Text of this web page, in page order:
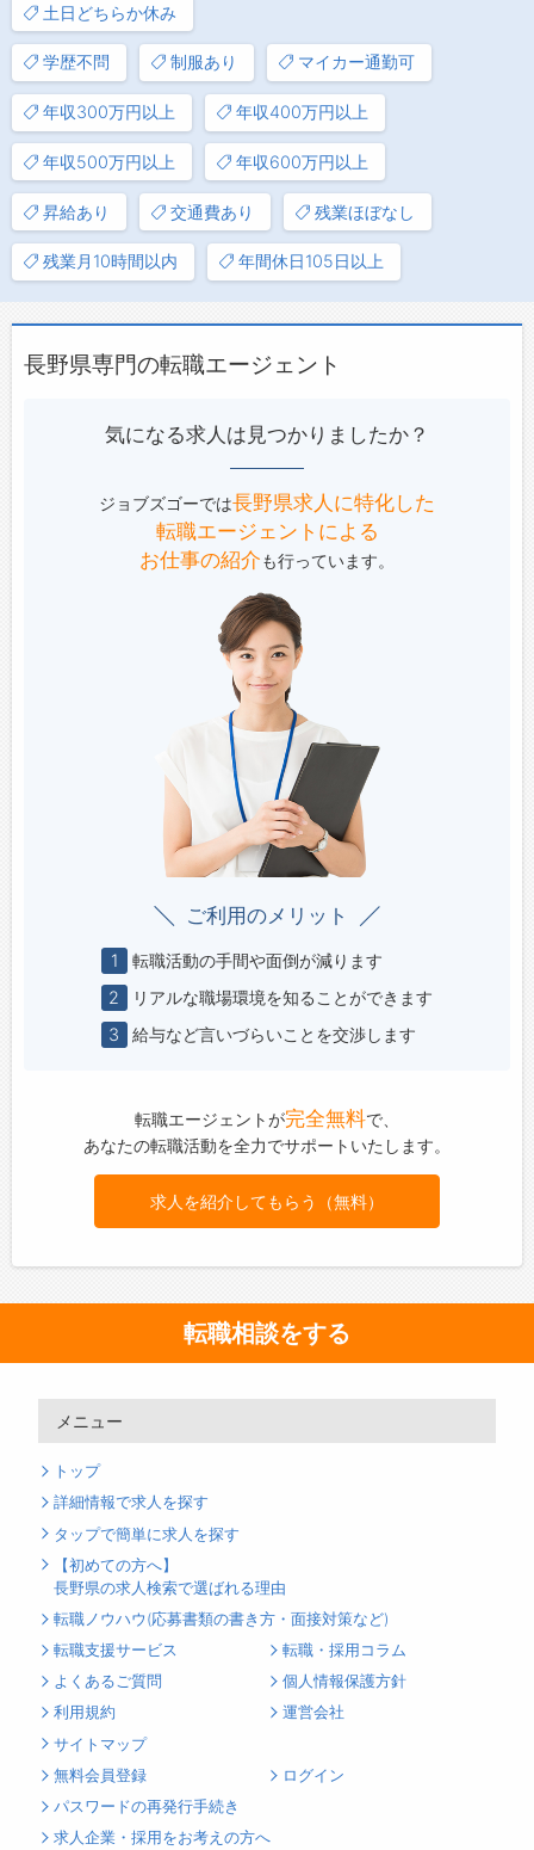
土日どちらか休み
学歴不問 制服あり マイカー通勤可
年収300万円以上 年収400万円以上
年収500万円以上 年収600万円以上
昇給あり 交通費あり 残業ほぼなし
残業月10時間以内 年間休日105日以上
長野県専門の転職エージェント
気になる求人は見つかりましたか？
ジョブズゴーでは長野県求人に特化した
転職エージェントによる
お仕事の紹介も行っています。
ご利用のメリット
1
転職活動の手間や面倒が減ります
2
リアルな職場環境を知ることができます
3
給与など言いづらいことを交渉します
転職エージェントが完全無料で、
あなたの転職活動を全力でサポートいたします。
求人を紹介してもらう（無料）
転職相談をする
メニュー
トップ
詳細情報で求人を探す
タップで簡単に求人を探す
【初めての方へ】
長野県の求人検索で選ばれる理由
転職ノウハウ(応募書類の書き方・面接対策など)
転職支援サービス
転職・採用コラム
よくあるご質問
個人情報保護方針
利用規約
運営会社
サイトマップ
無料会員登録
ログイン
パスワードの再発行手続き
求人企業・採用をお考えの方へ